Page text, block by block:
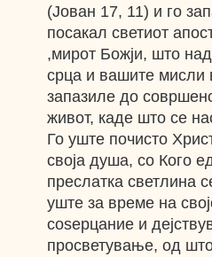
(Јован 17, 11) и го
посакал светиот
,мирот Божји, што
срца и вашите мисли
запазиле до
живот, каде што се
Го уште почисто
своја душа, со Кого
преслатка светлина
уште за време на
соѕерцание и
просветување, од